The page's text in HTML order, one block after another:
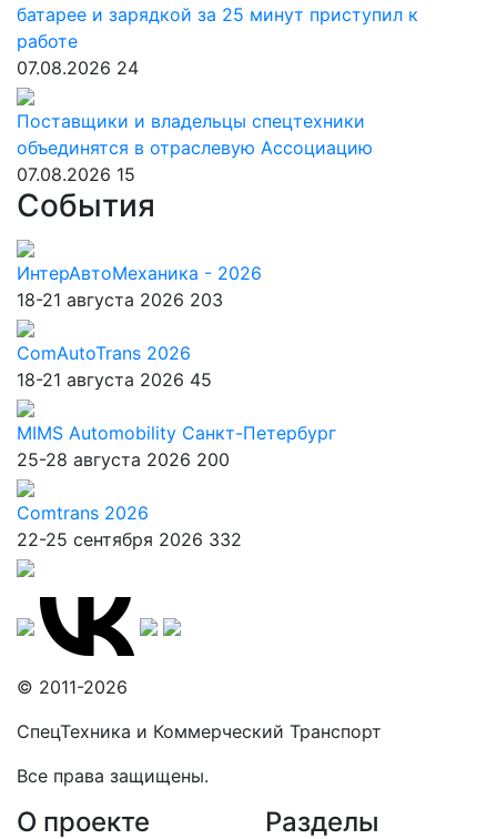
батарее и зарядкой за 25 минут приступил к
работе
07.08.2026 24
Поставщики и владельцы спецтехники
объединятся в отраслевую Ассоциацию
07.08.2026 15
События
ИнтерАвтоМеханика - 2026
18-21 августа 2026 203
ComAutoTrans 2026
18-21 августа 2026 45
MIMS Automobility Санкт-Петербург
25-28 августа 2026 200
Comtrans 2026
22-25 сентября 2026 332
© 2011-2026
СпецТехника и Коммерческий Транспорт
Все права защищены.
О проекте Разделы